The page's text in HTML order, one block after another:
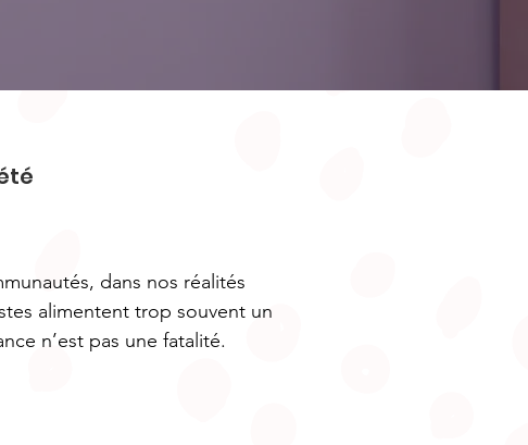
dans nos réalités
alimentent trop souvent un
n’est pas une fatalité.